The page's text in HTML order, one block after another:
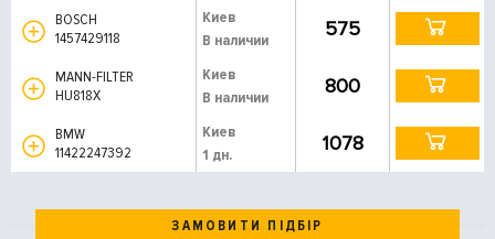
BOSCH
1457429118
Киев
В наличии
575
MANN-FILTER
HU818X
Киев
В наличии
800
BMW
11422247392
Киев
1 дн.
1078
ЗАМОВИТИ ПІДБІР